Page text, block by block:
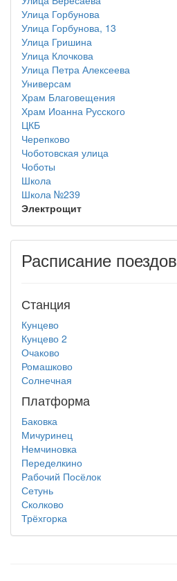
Улица Горбунова
Улица Горбунова, 13
Улица Гришина
Улица Клочкова
Улица Петра Алексеева
Универсам
Храм Благовещения
Храм Иоанна Русского
ЦКБ
Черепково
Чоботовская улица
Чоботы
Школа
Школа №239
Электрощит
Расписание поездов
Станция
Кунцево
Кунцево 2
Очаково
Ромашково
Солнечная
Платформа
Баковка
Мичуринец
Немчиновка
Переделкино
Рабочий Посёлок
Сетунь
Сколково
Трёхгорка